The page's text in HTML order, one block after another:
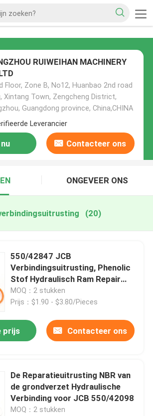
RUIWEIHAN MACHINERY
Floor, Zone B, No12, Huanbao 2nd road
Xintang Town, Zengcheng District,
Guangdong province, China,CHINA
Leverancier
Contacteer ons
ONGEVEER ONS
(20)
550/42847 JCB
Verbindingsuitrusting, Phenolic
Stof Hydraulisch Ram Repair
Kits van PTFE
MOQ：2 stukken
Prijs：$1.90 - $3.80/Pieces
prijs Contacteer ons
De Reparatieuitrusting NBR van
de grondverzet Hydraulische
Verbinding voor JCB 550/42098
MOQ：2 stukken